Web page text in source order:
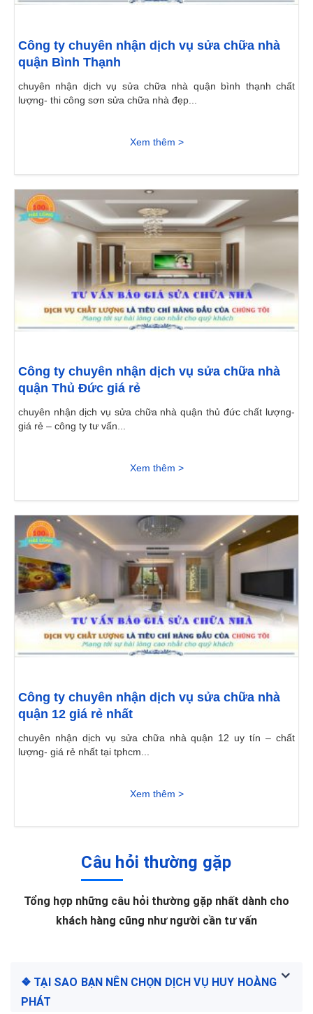
Công ty chuyên nhận dịch vụ sửa chữa nhà
quận Bình Thạnh
chuyên nhận dịch vụ sửa chữa nhà quận bình thạnh chất
lượng- thi công sơn sửa chữa nhà đẹp...
Xem thêm >
Công ty chuyên nhận dịch vụ sửa chữa nhà
quận Thủ Đức giá rẻ
chuyên nhận dịch vụ sửa chữa nhà quận thủ đức chất lượng-
giá rẻ – công ty tư vấn...
Xem thêm >
Công ty chuyên nhận dịch vụ sửa chữa nhà
quận 12 giá rẻ nhất
chuyên nhận dịch vụ sửa chữa nhà quận 12 uy tín – chất
lượng- giá rẻ nhất tại tphcm...
Xem thêm >
Câu hỏi thường gặp
Tổng hợp những câu hỏi thường gặp nhất dành cho
khách hàng cũng như người cần tư vấn
❖ TẠI SAO BẠN NÊN CHỌN DỊCH VỤ HUY HOÀNG
PHÁT